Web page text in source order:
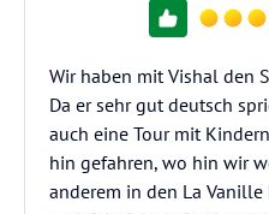
Wir haben mit Vishal den
Da er sehr gut deutsch
auch eine Tour mit
hin gefahren, wo hin wir
anderem in den La